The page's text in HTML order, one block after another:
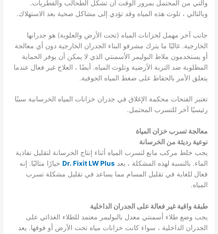
والتي من المحتمل بمرور الوقت أن تشكل الطحالب والفطريات.
وبالتالي ، تلوث هذه المياه وقد تؤدي إلى مشاكل صحية بعد الاستهلاك.
جانب آخر مهمل لخزانات المياه (تحت الأرض والعلوية) هو جدرانها
الخارجية. غالبًا ما يترك مشرفو البناء الجدران الخارجية دون أي معالجة
أو يستخدمون ملاط ​​البوليمر الأسمنتي الذي لا يمكن أن يوفر الحماية
المطلوبة ضد التربة الأرضية وتلوث المياه. أيضًا ، العلاج غير فعال عندما
يتعلق الأمر بالحفاظ على ضغط المياه الجوفية.
تعتبر الفتحات محكمة الإغلاق في جدران خزانات المياه الخرسانية سببًا
رئيسيًا آخر للتسرب المحتمل.
معالجة تسرب خزان المياة
نوعية رديئة من الخرسانة
يجب خلط مركب مانع لتسرب المياه أثناء إنتاج الخرسانة لتقليل نفاذية
الماء. بالنسبة لهذه المشكلة ، يعدDr. Fixit LW Plus خيارًا مثاليًا. إنه
فعال للغاية في تقليل المسام مما يساعد في تقليل مشكلة تسرب
المياه.
طبقة واقية غير فعالة على الجدران الداخلية
يجب وضع طلاء أسمنتي معدل بالبوليمر معتمد للطلاء الغذائي على
الجدران الداخلية ، سواء كانت خزانات مياه تحت الأرض أو فوقها. يعد